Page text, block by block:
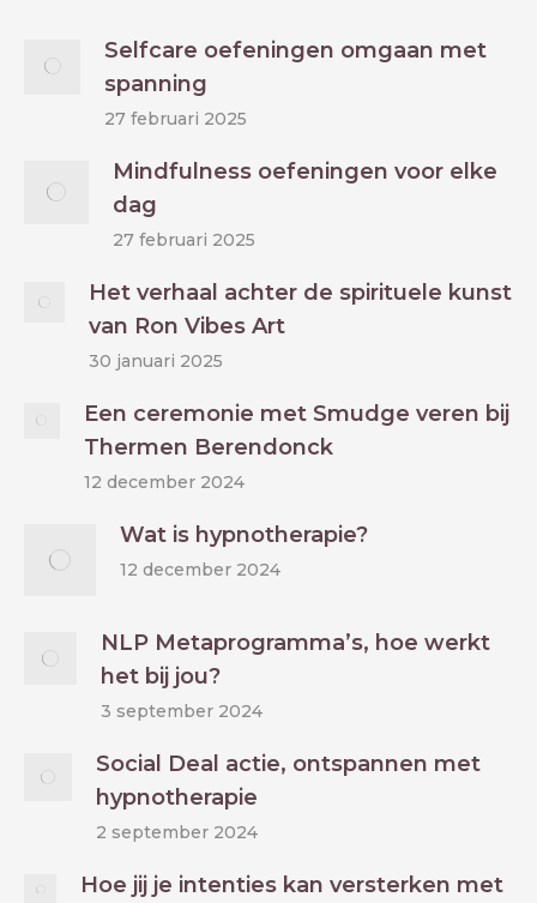
Selfcare oefeningen omgaan met
spanning
27 februari 2025
Mindfulness oefeningen voor elke
dag
27 februari 2025
Het verhaal achter de spirituele kunst
van Ron Vibes Art
30 januari 2025
Een ceremonie met Smudge veren bij
Thermen Berendonck
12 december 2024
Wat is hypnotherapie?
12 december 2024
NLP Metaprogramma’s, hoe werkt
het bij jou?
3 september 2024
Social Deal actie, ontspannen met
hypnotherapie
2 september 2024
Hoe jij je intenties kan versterken met